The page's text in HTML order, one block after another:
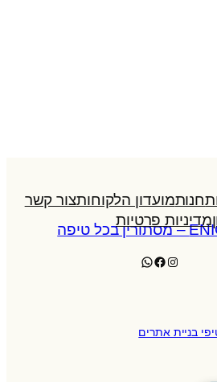
חנותמועדון הלקוחותצור קשר
מדיניות פרטיות
Instagram
Facebook
WhatsApp
בניית אתרים